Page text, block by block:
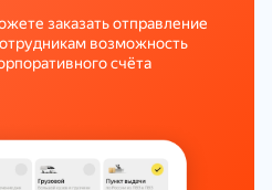
заказать отправление
возможность
счёта